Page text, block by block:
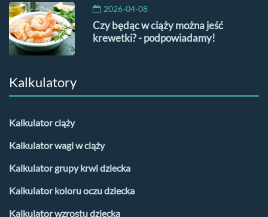
2026-04-08
Czy będąc w ciąży można jeść
krewetki? - podpowiadamy!
Kalkulatory
Kalkulator ciąży
Kalkulator wagi w ciąży
Kalkulator grupy krwi dziecka
Kalkulator koloru oczu dziecka
Kalkulator wzrostu dziecka